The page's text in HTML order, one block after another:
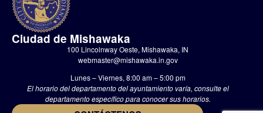
Ciudad de Mishawaka
100 Lincolnway Oeste, Mishawaka, IN
webmaster@mishawaka.in.gov
Lunes – Viernes, 8:00 am – 5:00 pm
El horario del departamento del ayuntamiento varía, consulte el
departamento específico para conocer sus horarios.